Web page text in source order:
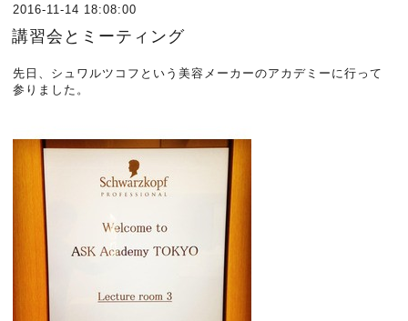
2016-11-14 18:08:00
講習会とミーティング
先日、シュワルツコフという美容メーカーのアカデミーに行って
参りました。